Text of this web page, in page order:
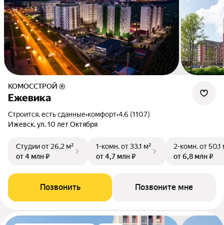
КОМОССТРОЙ ®
Ежевика
Строится, есть сданные•комфорт•4.6 (1107)
Ижевск, ул. 10 лет Октября
Студииот 26,2 м²
от 4 млн ₽
1-комн.от 33,1 м²
от 4,7 млн ₽
2-комн.от 50,1
от 6,8 млн ₽
Позвонить Позвоните мне